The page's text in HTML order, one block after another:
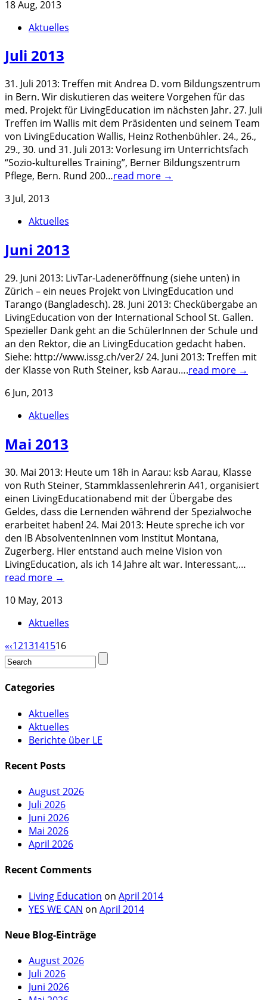
18 Aug, 2013
Aktuelles
Juli 2013
31. Juli 2013: Treffen mit Andrea D. vom Bildungszentrum
in Bern. Wir diskutieren das weitere Vorgehen für das
med. Projekt für LivingEducation im nächsten Jahr. 27. Juli
Treffen im Wallis mit dem Präsidenten und seinem Team
von LivingEducation Wallis, Heinz Rothenbühler. 24., 26.,
29., 30. und 31. Juli 2013: Vorlesung im Unterrichtsfach
“Sozio-kulturelles Training”, Berner Bildungszentrum
Pflege, Bern. Rund 200…read more →
3 Jul, 2013
Aktuelles
Juni 2013
29. Juni 2013: LivTar-Ladeneröffnung (siehe unten) in
Zürich – ein neues Projekt von LivingEducation und
Tarango (Bangladesch). 28. Juni 2013: Checkübergabe an
LivingEducation von der International School St. Gallen.
Spezieller Dank geht an die SchülerInnen der Schule und
an den Rektor, die an LivingEducation gedacht haben.
Siehe: http://www.issg.ch/ver2/ 24. Juni 2013: Treffen mit
der Klasse von Ruth Steiner, ksb Aarau….read more →
6 Jun, 2013
Aktuelles
Mai 2013
30. Mai 2013: Heute um 18h in Aarau: ksb Aarau, Klasse
von Ruth Steiner, Stammklassenlehrerin A41, organisiert
einen LivingEducationabend mit der Übergabe des
Geldes, dass die Lernenden während der Spezialwoche
erarbeitet haben! 24. Mai 2013: Heute spreche ich vor
den IB AbsolventenInnen vom Institut Montana,
Zugerberg. Hier entstand auch meine Vision von
LivingEducation, als ich 14 Jahre alt war. Interessant,…
read more →
10 May, 2013
Aktuelles
«‹1213141516
Categories
Aktuelles
Aktuelles
Berichte über LE
Recent Posts
August 2026
Juli 2026
Juni 2026
Mai 2026
April 2026
Recent Comments
Living Education on April 2014
YES WE CAN on April 2014
Neue Blog-Einträge
August 2026
Juli 2026
Juni 2026